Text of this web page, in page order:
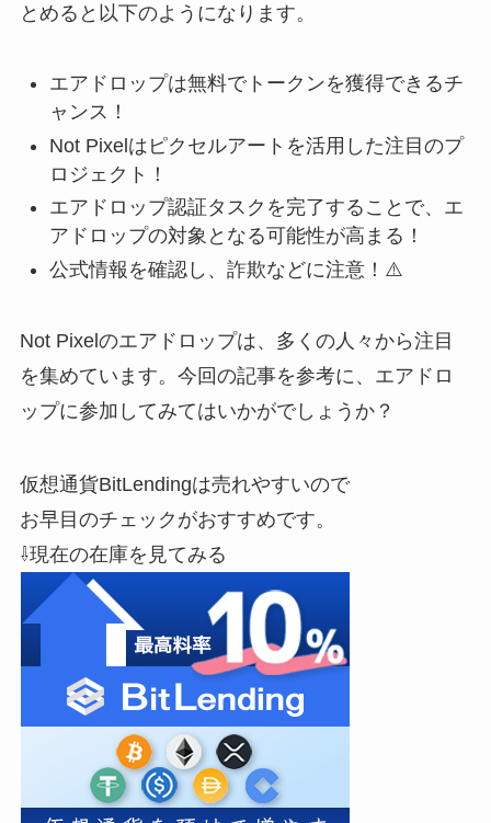
とめると以下のようになります。
エアドロップは無料でトークンを獲得できるチ
ャンス！
Not Pixelはピクセルアートを活用した注目のプ
ロジェクト！
エアドロップ認証タスクを完了することで、エ
アドロップの対象となる可能性が高まる！
公式情報を確認し、詐欺などに注意！⚠️
Not Pixelのエアドロップは、多くの人々から注目
を集めています。今回の記事を参考に、エアドロ
ップに参加してみてはいかがでしょうか？
仮想通貨BitLendingは売れやすいので
お早目のチェックがおすすめです。
⇩現在の在庫を見てみる